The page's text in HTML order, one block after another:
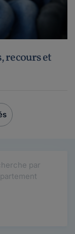
recours et
par